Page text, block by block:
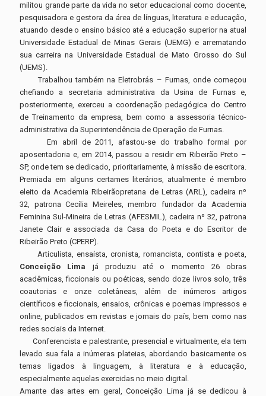
militou grande parte da vida no setor educacional como docente,
pesquisadora e gestora da área de línguas, literatura e educação,
atuando desde o ensino básico até a educação superior na atual
Universidade Estadual de Minas Gerais (UEMG) e arrematando
sua carreira na Universidade Estadual de Mato Grosso do Sul
(UEMS).
Trabalhou também na Eletrobrás – Furnas, onde começou
chefiando a secretaria administrativa da Usina de Furnas e,
posteriormente, exerceu a coordenação pedagógica do Centro
de Treinamento da empresa, bem como a assessoria técnico-
administrativa da Superintendência de Operação de Furnas.
Em abril de 2011, afastou-se do trabalho formal por
aposentadoria e, em 2014, passou a residir em Ribeirão Preto –
SP, onde tem se dedicado, prioritariamente, à missão de escritora.
Premiada em alguns certames literários, atualmente é membro
eleito da Academia Ribeirãopretana de Letras (ARL), cadeira nº
32, patrona Cecília Meireles, membro fundador da Academia
Feminina Sul-Mineira de Letras (AFESMIL), cadeira nº 32, patrona
Janete Clair e associada da Casa do Poeta e do Escritor de
Ribeirão Preto (CPERP).
Articulista, ensaísta, cronista, romancista, contista e poeta,
Conceição Lima já produziu até o momento 26 obras
acadêmicas, ficcionais ou poéticas, sendo doze livros solo, três
coautorias e onze coletâneas, além de inúmeros artigos
científicos e ficcionais, ensaios, crônicas e poemas impressos e
online, publicados em revistas e jornais do país, bem como nas
redes sociais da Internet.
Conferencista e palestrante, presencial e virtualmente, ela tem
levado sua fala a inúmeras plateias, abordando basicamente os
temas ligados à linguagem, à literatura e à educação,
especialmente aquelas exercidas no meio digital.
Amante das artes em geral, Conceição Lima já se dedicou à